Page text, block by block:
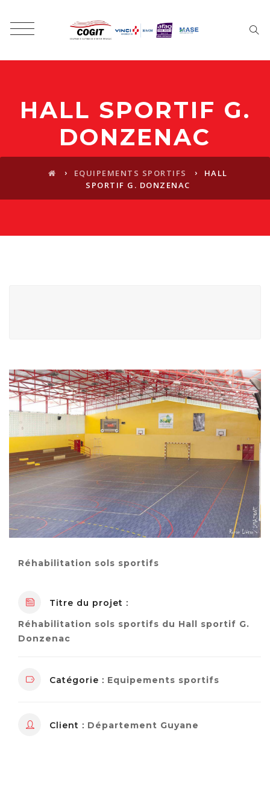
HALL SPORTIF G.
DONZENAC
› EQUIPEMENTS SPORTIFS ›
HALL
SPORTIF G. DONZENAC
Navigation
de
l’article
Réhabilitation sols sportifs
Titre du projet :
Réhabilitation sols sportifs du Hall sportif G.
Donzenac
Catégorie : Equipements sportifs
Client : Département Guyane